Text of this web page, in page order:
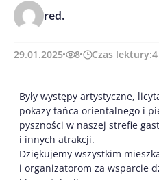
red.
29.01.2025 8 Czas lektury:4
Były występy artystyczne,
pokazy tańca orientalnego i
pyszności w naszej strefie
i innych atrakcji.
Dziękujemy wszystkim
i organizatorom za wsparcie